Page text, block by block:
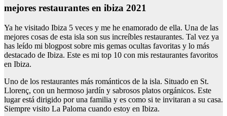
mejores restaurantes en ibiza 2021
Ya he visitado Ibiza 5 veces y me he enamorado de ella. Una de las
mejores cosas de esta isla son sus increíbles restaurantes. Tal vez ya
has leído mi blogpost sobre mis gemas ocultas favoritas y lo más
destacado de Ibiza. Este es mi top 10 con mis restaurantes favoritos
en Ibiza.
Uno de los restaurantes más románticos de la isla. Situado en St.
Llorenç, con un hermoso jardín y sabrosos platos orgánicos. Este
lugar está dirigido por una familia y es como si te invitaran a su casa.
Siempre visito La Paloma cuando estoy en Ibiza.